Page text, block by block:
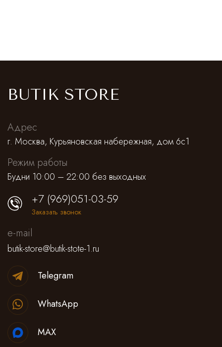
BUTIK STORE
Адрес
г. Москва, Курьяновская набережная, дом 6с1
Режим работы
Будни 10:00 – 22:00 без выходных
+7 (969)051-03-59
Заказать звонок
e-mail
butik-store@butik-stote-1.ru
Telegram
WhatsApp
MAX